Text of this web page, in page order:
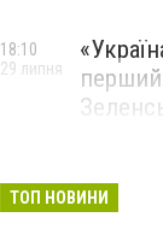
перший
18:10
29 липня
ТОП НОВИНИ